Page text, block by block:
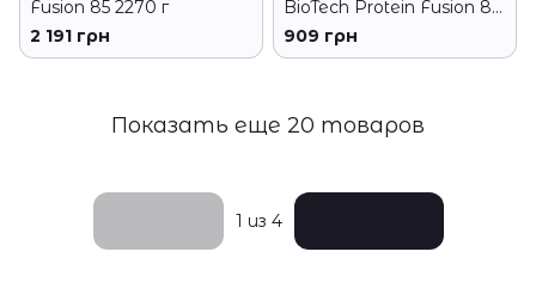
Fusion 85 2270 г
2 191 грн
BioTech Protein Fusion 85
454 г
909 грн
Показать еще 20 товаров
1 из 4